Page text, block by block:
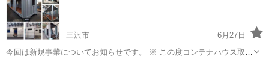
三沢市
6月27日
今回は新規事業についてお知らせです。 ※ この度コンテナハウス取り